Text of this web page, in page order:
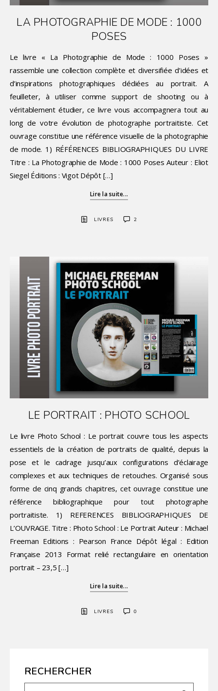
LA PHOTOGRAPHIE DE MODE : 1000
POSES
Le livre « La Photographie de Mode : 1000 Poses »
rassemble une collection complète et diversifiée d’idées et
d’inspirations photographiques dédiées au portrait. A
feuilleter, à utiliser comme support de shooting ou à
véritablement étudier, ce livre vous accompagnera tout au
long de votre évolution de photographe portraitiste. Cet
ouvrage constitue une référence visuelle de la photographie
de mode. 1) RÉFÉRENCES BIBLIOGRAPHIQUES DU LIVRE
Titre : La Photographie de Mode : 1000 Poses Auteur : Eliot
Siegel Éditions : Vigot Dépôt […]
Lire la suite...
LIVRES 2
LE PORTRAIT : PHOTO SCHOOL
Le livre Photo School : Le portrait couvre tous les aspects
essentiels de la création de portraits de qualité, depuis la
pose et le cadrage jusqu’aux configurations d’éclairage
complexes et aux techniques de retouches. Organisé sous
forme de cinq grands chapitres, cet ouvrage constitue une
référence bibliographique pour tout photographe
portraitiste. 1) REFERENCES BIBLIOGRAPHIQUES DE
L’OUVRAGE. Titre : Photo School : Le Portrait Auteur : Michael
Freeman Editions : Pearson France Dépôt légal : Edition
Française 2013 Format relié rectangulaire en orientation
portrait – 23,5 […]
Lire la suite...
LIVRES 0
RECHERCHER